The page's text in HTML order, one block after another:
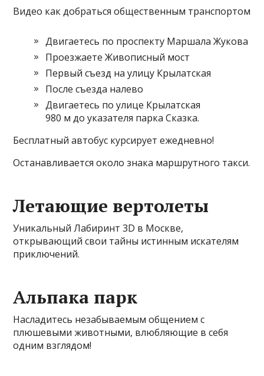
Видео как добраться общественным транспортом
Двигаетесь по проспекту Маршала Жукова
Проезжаете Живописный мост
Первый съезд на улицу Крылатская
После съезда налево
Двигаетесь по улице Крылатская
980 м до указателя парка Сказка.
Бесплатный автобус курсирует ежедневно!
Останавливается около знака маршрутного такси.
Летающие вертолеты
Уникальный Лабиринт 3D в Москве,
открывающий свои тайны истинным искателям
приключений.
Альпака парк
Насладитесь незабываемым общением с
плюшевыми животными, влюбляющие в себя
одним взглядом!